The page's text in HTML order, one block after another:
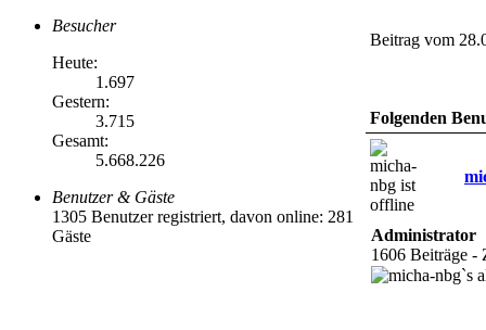
Besucher
Heute:
1.697
Gestern:
3.715
Gesamt:
5.668.226
Benutzer & Gäste
1305 Benutzer registriert, davon online: 281
Gäste
Beitrag vom
Folgenden
Administrator
1606 Beiträge -